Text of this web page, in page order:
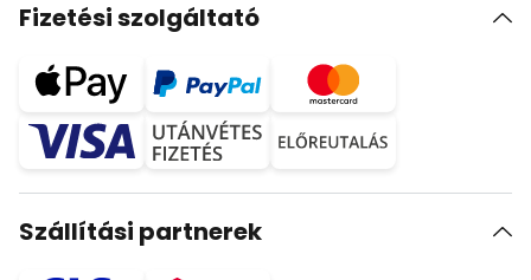
Fizetési szolgáltató
Szállítási partnerek